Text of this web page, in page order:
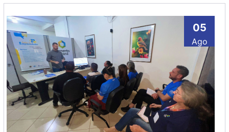
05
Ago